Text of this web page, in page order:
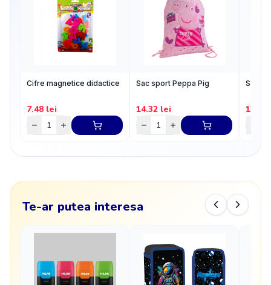
Cifre magnetice didactice
7.48 lei
Sac sport Peppa Pig
14.32 lei 12.35
Te-ar putea interesa